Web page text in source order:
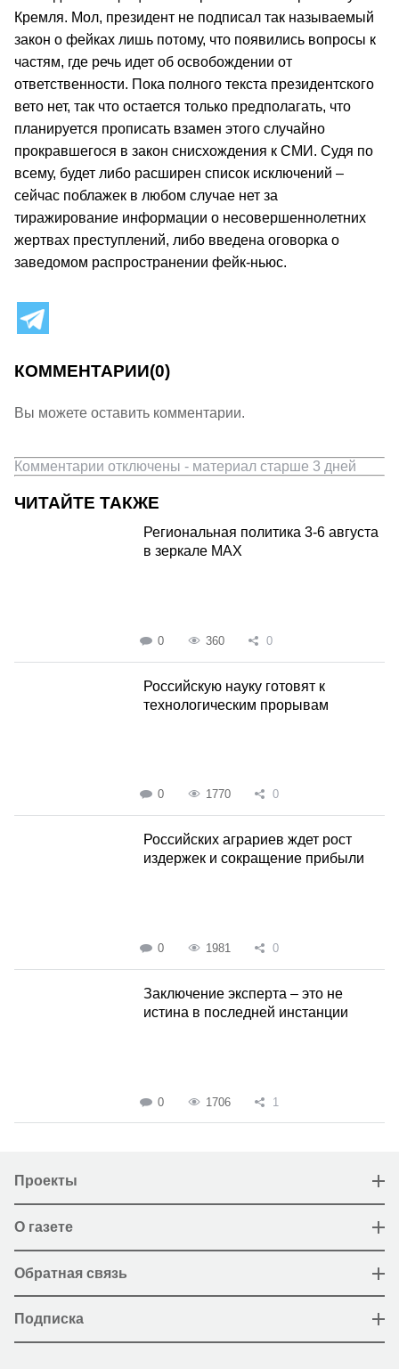
Кремля. Мол, президент не подписал так называемый
закон о фейках лишь потому, что появились вопросы к
частям, где речь идет об освобождении от
ответственности. Пока полного текста президентского
вето нет, так что остается только предполагать, что
планируется прописать взамен этого случайно
прокравшегося в закон снисхождения к СМИ. Судя по
всему, будет либо расширен список исключений –
сейчас поблажек в любом случае нет за
тиражирование информации о несовершеннолетних
жертвах преступлений, либо введена оговорка о
заведомом распространении фейк-ньюс.
КОММЕНТАРИИ(0)
Вы можете оставить комментарии.
Комментарии отключены - материал старше 3 дней
ЧИТАЙТЕ ТАКЖЕ
Региональная политика 3-6 августа
в зеркале MAX
0 360 0
Российскую науку готовят к
технологическим прорывам
0 1770 0
Российских аграриев ждет рост
издержек и сокращение прибыли
0 1981 0
Заключение эксперта – это не
истина в последней инстанции
0 1706 1
Проекты
О газете
Обратная связь
Подписка